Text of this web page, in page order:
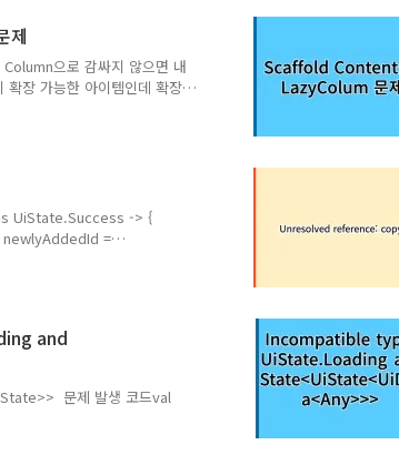
제
으로 감싸지 않으면 내
확장 가능한 아이템인데 확장이
제가 발생. 1. Column 적용2.
한다.
0 and 16777215.
이지만, copy 함수를 호출하려
and
문제 발생 코드val
(uiState) { is
types: UiState.Loading